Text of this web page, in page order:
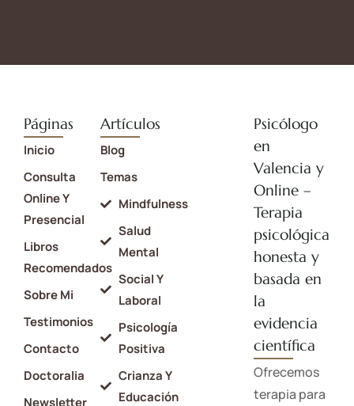
Páginas
Inicio
Consulta
Online Y
Presencial
Libros
Recomendados
Sobre Mi
Testimonios
Contacto
Doctoralia
Newsletter
Artículos
Blog
Temas
Mindfulness
Salud
Mental
Social Y
Laboral
Psicología
Positiva
Crianza Y
Educación
Psicólogo
en
Valencia y
Online –
Terapia
psicológica
honesta y
basada en
la
evidencia
científica
Ofrecemos
terapia para